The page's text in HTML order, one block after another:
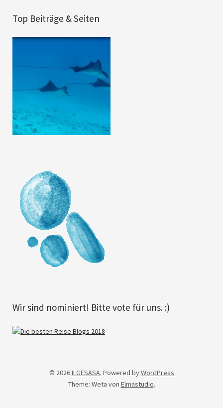
Top Beiträge & Seiten
Wir sind nominiert! Bitte vote für uns. :)
© 2026ILGESASA. Powered byWordPress
Theme: Weta von Elmastudio.